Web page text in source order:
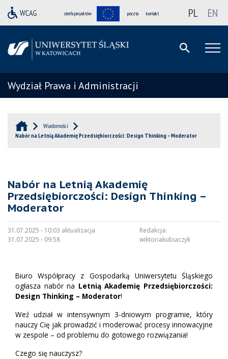
strefa projektów poczta kontakt PL EN
Wydział Prawa i Administracji
Wiadomości
Nabór na Letnią Akademię Przedsiębiorczości: Design Thinking – Moderator
Nabór na Letnią Akademię
Przedsiębiorczości: Design Thinking –
Moderator
31.07.2025 - 10:03 aktualizacja
31.07.2025 - 09:58
Redakcja:
wiktoriakubiaczyk
Biuro Współpracy z Gospodarką Uniwersytetu Śląskiego
ogłasza nabór na Letnią Akademię Przedsiębiorczości:
Design Thinking – Moderator!
Weź udział w intensywnym 3-dniowym programie, który
nauczy Cię jak prowadzić i moderować procesy innowacyjne
w zespole – od problemu do gotowego rozwiązania!
Czego się nauczysz?